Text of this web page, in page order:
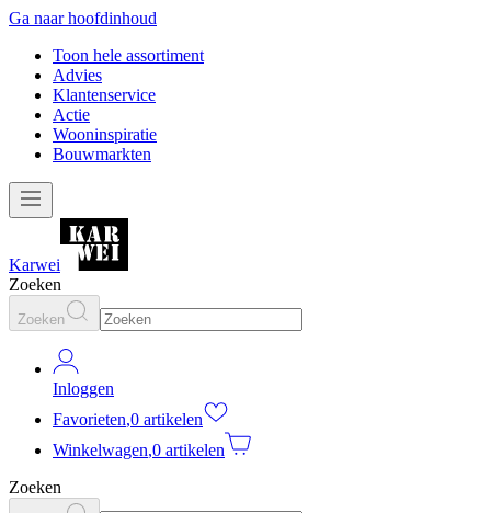
Ga naar hoofdinhoud
Toon hele assortiment
Advies
Klantenservice
Actie
Wooninspiratie
Bouwmarkten
Karwei
Zoeken
Zoeken
Inloggen
Favorieten,0 artikelen
Winkelwagen,0 artikelen
Zoeken